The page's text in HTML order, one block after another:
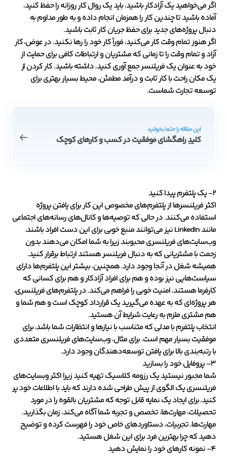
اگر می‌خواهید یک آزادکار باشید، باید یک روال کار روزانه را حفظ کنید،
آماده باشید تا چندین کار را همزمان انجام داده و به طور مداوم به
دنبال پروژه‌های جدید برای حفظ جریان کار ثابت باشید.
اگر هنوز تمام وقت کار می‌کنید، فوراً کار خود را رها نکنید. در عوض، کار
آزاد و تمام وقت را تا زمانی که مشتریان و ارتباطات کافی برای حمایت از
خود به عنوان یک فریلنسر جمع آوری کنید، داشته باشید. کار کردن از
یک مکان راحت با کار ثابت و درآمد مطمئن، محیط بسیار بهتری برای
توسعه تجارت شماست.
این مقاله را حتما بخوانید
کلیدِ راهگشای موفقیت در کسب و کارهای کوچک
۲- یک پلتفرم پیدا کنید
اکثر فریلنسرها از پلتفرم‌های مخصوص این کار برای یافتن پروژه
استفاده می‌کنند. در حالی که توصیه‌ها و کانال‌های رسانه‌های اجتماعی
مانند LinkedIn نیز می‌توانند منبع خوبی برای این دست افراد باشند،
وب‌سایت‌های فریلنسری محبوبند زیرا به شما امکان می‌دهند بدون
زحمت با مشتریانی که به دنبال فریلنسر هستند ارتباط برقرار کنید.
همیشه شغل در آنجا وجود دارد. همچنین، بیشتر این پلتفرم‌ها دارای
سیاست‌هایی نیز بوده و هم برای افراد آزادکار و هم برای کسانی که
کارفرما هستند، امنیت خوبی را فراهم می‌کند. در پلتفرم‌های فریلنسری،
هر پروژه‌ای که به عهده می‌گیرید یک قرارداد کوچک است و هم شما و
هم مشتری ملزم به رعایت شرایط آن هستید.
انتخاب پلتفرم با مدلی که متناسب با نیازها و انتظارات شما باشد، برای
موفقیت بسیار مهم است. برای مثال، وب‌سایت‌های فریلنسری متعددی
با رتبه‌بندی بالا برای یافتن توسعه‌دهندگان وجود دارد.
۳- پروفایل خود را بسازید
شما مجبور نیستید یک رزومه کلاسیک تهیه کنید زیرا اکثر وبسایت‌های
فریلنسری یک الگوی از پیش طراحی شده دارند که باید با اطلاعات خود پر
کنید. برای ایجاد یک نمایه قابل توجه که مشتریان بالقوه را در مورد
تحصیلات، مهارت‌ها، تخصص و تجربه شما آگاه می‌کند، زمان بگذارید.
مهارت‌ها، تجربیات، دستاوردهای خاص خود را فهرست کرده و توضیح
دهید که چرا بهترین فرد برای این شغل هستید.
۴- نمونه کارهای خود را نمایش دهید